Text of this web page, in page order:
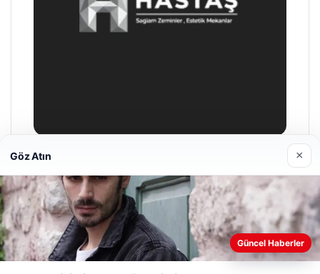
28/04/2026
Web sitemizi nasıl kullandığınızı daha iyi anlayabilmek,
deneyiminizi kişiselleştirmek ve geliştirmek amacıyla çerezler
Göz Atın ×
Güncel Haberler